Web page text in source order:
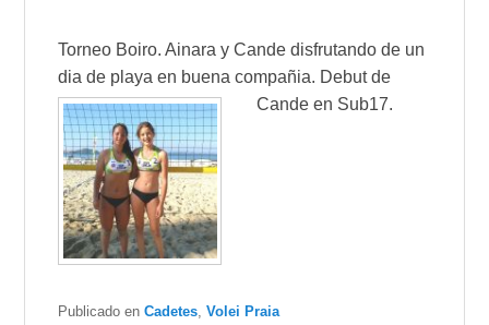
Torneo Boiro. Ainara y Cande disfrutando de un
dia de playa en buena compañia. Debut de
Cande en Sub17.
Publicado en Cadetes ,Volei Praia